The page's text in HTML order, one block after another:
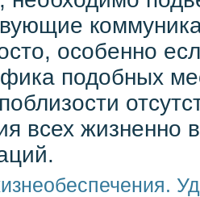
особенно
подобных
всех жизненно